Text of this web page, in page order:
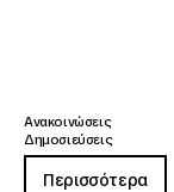
Ανακοινώσεις
Δημοσιεύσεις
Περισσότερα